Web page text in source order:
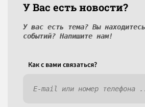
У Вас есть новости?
У вас есть тема? Вы
событий? Напишите нам!
Как c вами связаться?